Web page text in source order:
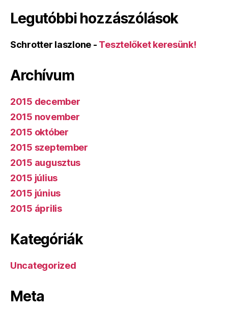
Legutóbbi hozzászólások
Schrotter laszlone - Tesztelőket keresünk!
Archívum
2015 december
2015 november
2015 október
2015 szeptember
2015 augusztus
2015 július
2015 június
2015 április
Kategóriák
Uncategorized
Meta